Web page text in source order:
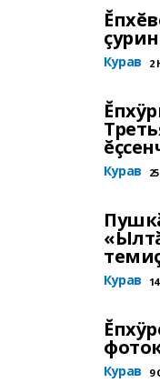
Курав 2
Курав
Курав
Курав 9